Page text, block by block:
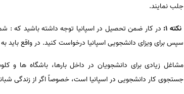
جلب نمایند.
نکته 1:
در کار ضمن تحصيل در اسپانيا توجه داشته باشید که :
سپس برای ویزای دانشجویی اسپانیا درخواست کنید. در واقع باید
مشاغل زیادی برای دانشجویان در داخل بارها، باشگاه ها و
جستجوی کار دانشجویی در اسپانیا است، خصوصاً اگر از زندگی